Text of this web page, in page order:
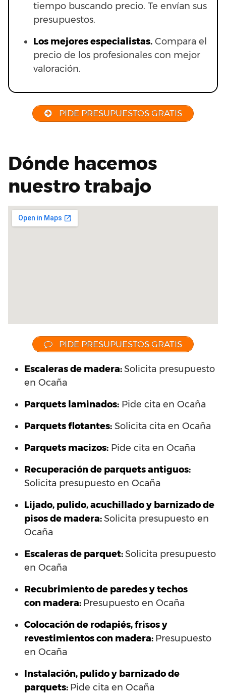
tiempo buscando precio. Te envían sus
presupuestos.
Los mejores especialistas. Compara el
precio de los profesionales con mejor
valoración.
PIDE PRESUPUESTOS GRATIS
Dónde hacemos
nuestro trabajo
PIDE PRESUPUESTOS GRATIS
Escaleras de madera:Solicita presupuesto
en Ocaña
Parquets laminados: Pide cita en Ocaña
Parquets flotantes: Solicita cita en Ocaña
Parquets macizos: Pide cita en Ocaña
Recuperación de parquets antiguos:
Solicita presupuesto en Ocaña
Lijado, pulido, acuchillado y barnizado de
pisos de madera:Solicita presupuesto en
Ocaña
Escaleras de parquet:Solicita presupuesto
en Ocaña
Recubrimiento de paredes y techos
con madera: Presupuesto en Ocaña
Colocación de rodapiés, frisos y
revestimientos con madera: Presupuesto
en Ocaña
Instalación, pulido y barnizado de
parquets: Pide cita en Ocaña